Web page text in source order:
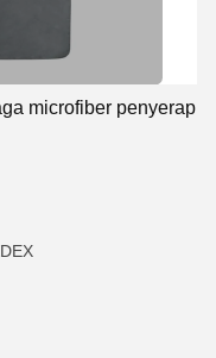
microfiber penyerap